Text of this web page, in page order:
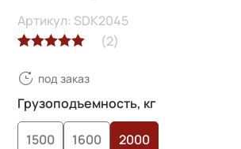
5.00из 5 на
основе
опроса
пользователей
(2)
Артикул: SDK2045
под заказ
Грузоподъемность, кг
1500 1600
2000